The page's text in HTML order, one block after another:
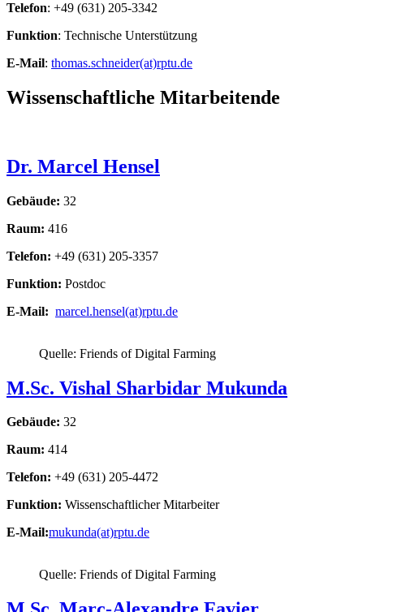
Telefon: +49 (631) 205-3342
Funktion: Technische Unterstützung
E-Mail: thomas.schneider(at)rptu.de
Wissenschaftliche Mitarbeitende
Dr. Marcel Hensel
Gebäude: 32
Raum: 416
Telefon: +49 (631) 205-3357
Funktion: Postdoc
E-Mail: marcel.hensel(at)rptu.de
Quelle: Friends of Digital Farming
M.Sc. Vishal Sharbidar Mukunda
Gebäude: 32
Raum: 414
Telefon: +49 (631) 205-4472
Funktion: Wissenschaftlicher Mitarbeiter
E-Mail:mukunda(at)rptu.de
Quelle: Friends of Digital Farming